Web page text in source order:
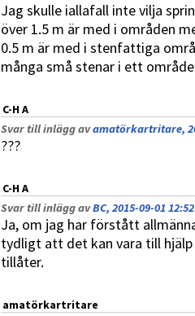
Jag skulle iallafall inte vilja
över 1.5 m är med i områden
0.5 m är med i stenfattiga
många små stenar i ett
C-H A
Svar till inlägg avamatörkartritare,
???
C-H A
Svar till inlägg avBC, 2015-09-01 12:52
Ja, om jag har förstått
tydligt att det kan vara till
tillåter.
amatörkartritare